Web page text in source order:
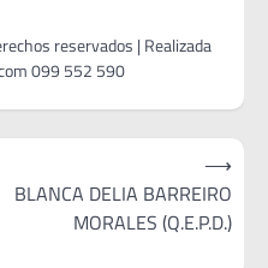
BLANCA DELIA BARREIRO
MORALES (Q.E.P.D.)
⟶